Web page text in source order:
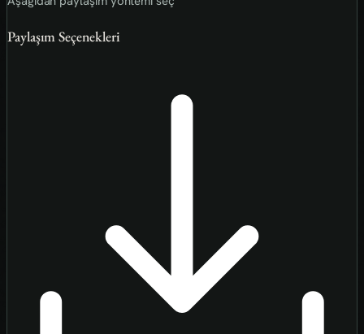
Paylaşım Seçenekleri